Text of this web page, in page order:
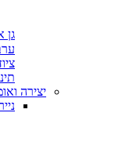
גן
יצירה